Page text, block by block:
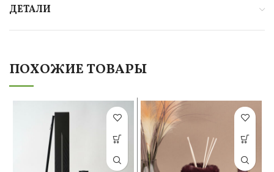
ДЕТАЛИ
ПОХОЖИЕ ТОВАРЫ